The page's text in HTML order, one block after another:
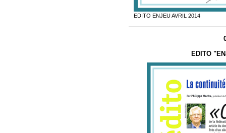
EDITO ENJEU AVRIL 2014
EDITO